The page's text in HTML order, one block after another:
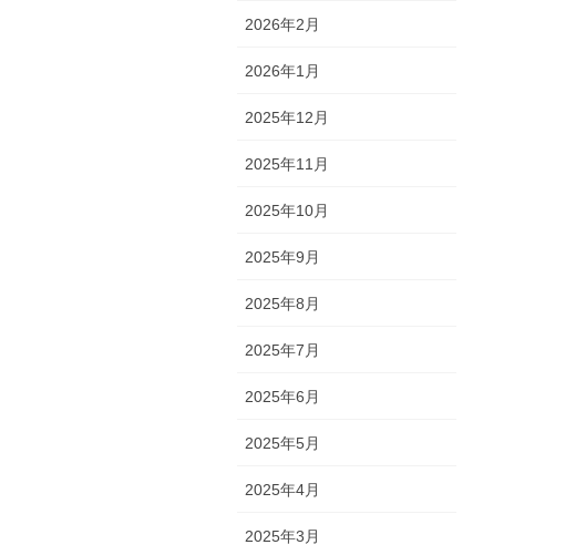
2026年2月
2026年1月
2025年12月
2025年11月
2025年10月
2025年9月
2025年8月
2025年7月
2025年6月
2025年5月
2025年4月
2025年3月